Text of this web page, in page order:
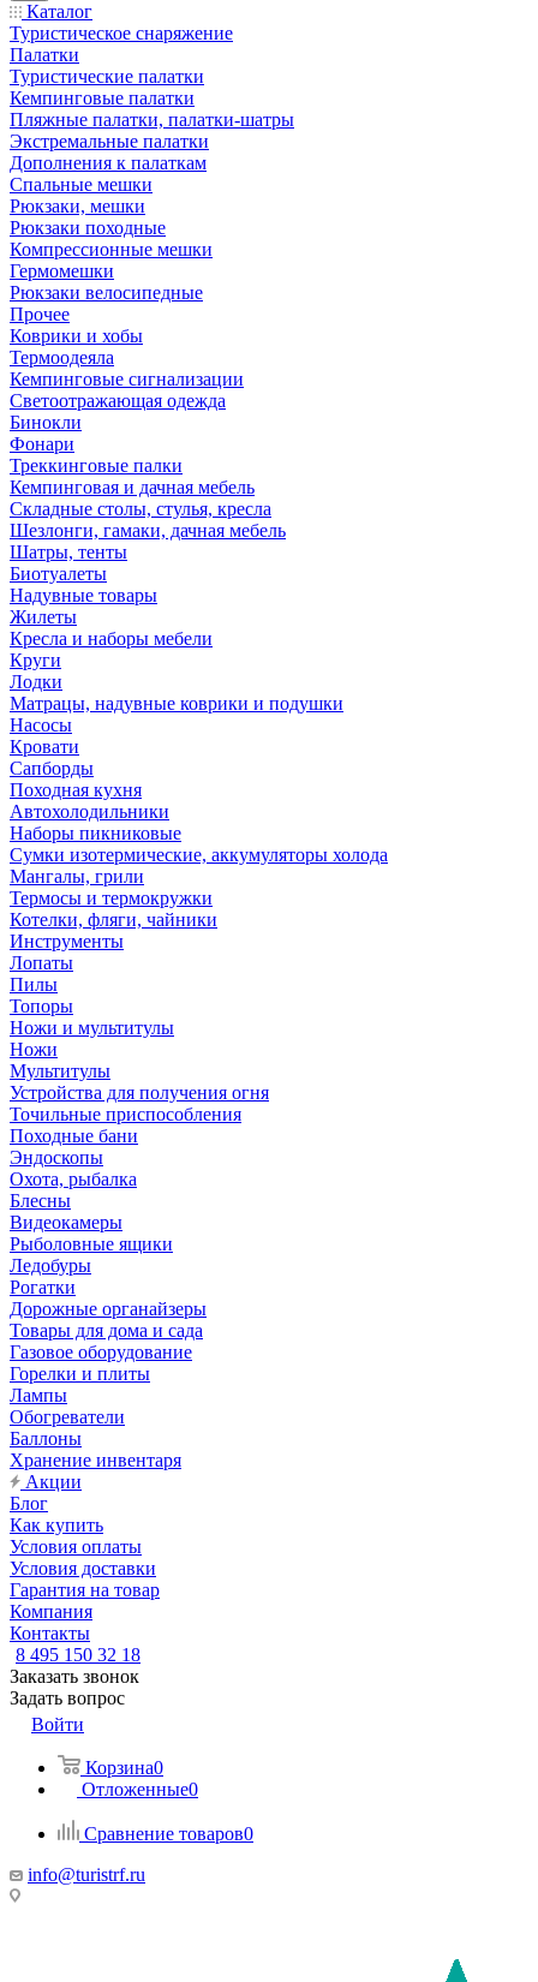
Каталог
Туристическое снаряжение
Палатки
Туристические палатки
Кемпинговые палатки
Пляжные палатки, палатки-шатры
Экстремальные палатки
Дополнения к палаткам
Спальные мешки
Рюкзаки, мешки
Рюкзаки походные
Компрессионные мешки
Гермомешки
Рюкзаки велосипедные
Прочее
Коврики и хобы
Термоодеяла
Кемпинговые сигнализации
Светоотражающая одежда
Бинокли
Фонари
Треккинговые палки
Кемпинговая и дачная мебель
Складные столы, стулья, кресла
Шезлонги, гамаки, дачная мебель
Шатры, тенты
Биотуалеты
Надувные товары
Жилеты
Кресла и наборы мебели
Круги
Лодки
Матрацы, надувные коврики и подушки
Насосы
Кровати
Сапборды
Походная кухня
Автохолодильники
Наборы пикниковые
Сумки изотермические, аккумуляторы холода
Мангалы, грили
Термосы и термокружки
Котелки, фляги, чайники
Инструменты
Лопаты
Пилы
Топоры
Ножи и мультитулы
Ножи
Мультитулы
Устройства для получения огня
Точильные приспособления
Походные бани
Эндоскопы
Охота, рыбалка
Блесны
Видеокамеры
Рыболовные ящики
Ледобуры
Рогатки
Дорожные органайзеры
Товары для дома и сада
Газовое оборудование
Горелки и плиты
Лампы
Обогреватели
Баллоны
Хранение инвентаря
Акции
Блог
Как купить
Условия оплаты
Условия доставки
Гарантия на товар
Компания
Контакты
8 495 150 32 18
Заказать звонок
Задать вопрос
Войти
Корзина0
Отложенные0
Сравнение товаров0
info@turistrf.ru